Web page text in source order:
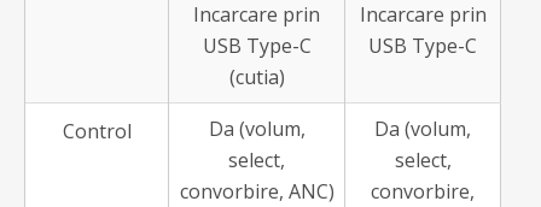
Incarcare prin
USB Type-C
(cutia)
Incarcare prin
USB Type-C
Control
Da (volum,
select,
convorbire, ANC)
Da (volum,
select,
convorbire,